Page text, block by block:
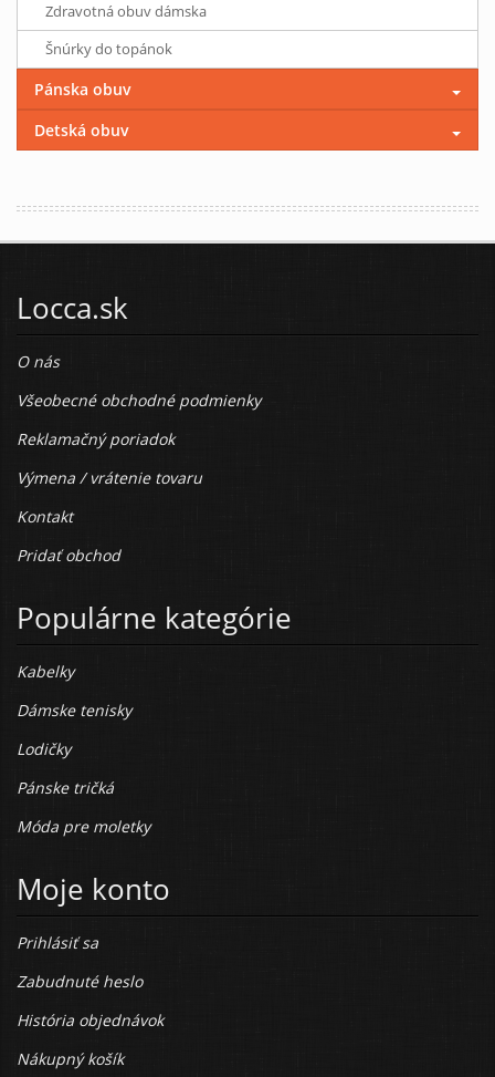
Zdravotná obuv dámska
Šnúrky do topánok
Pánska obuv
Detská obuv
Locca.sk
O nás
Všeobecné obchodné podmienky
Reklamačný poriadok
Výmena / vrátenie tovaru
Kontakt
Pridať obchod
Populárne kategórie
Kabelky
Dámske tenisky
Lodičky
Pánske tričká
Móda pre moletky
Moje konto
Prihlásiť sa
Zabudnuté heslo
História objednávok
Nákupný košík